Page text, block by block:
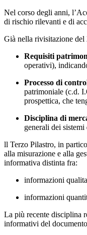
Nel corso degli anni,
di rischio rilevanti e di
Già nella rivisitazione del
Requisiti
operativi),
Processo di
patrimoniale (c.d.
prospettica, che
Disciplina di
generali dei
ll Terzo Pilastro, in
alla misurazione e alla
informativa distinta fra:
informazioni
informazioni
La più recente disciplina
informativi del